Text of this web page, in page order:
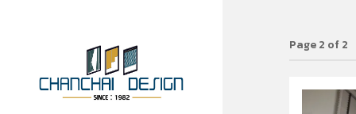
Page 2 of 2